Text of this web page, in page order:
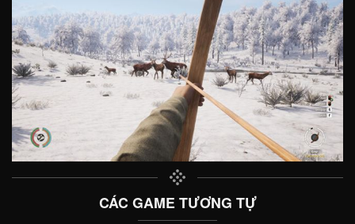
CÁC GAME TƯƠNG TỰ